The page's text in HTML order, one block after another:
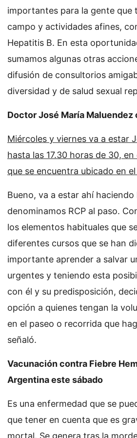
importantes para la gente que
campo y actividades afines,
Hepatitis B. En esta
sumamos algunas otras
difusión de consultorios
diversidad y de salud sexual
Doctor José María Maluendez
Miércoles y viernes va a estar
hasta las 17.30 horas de 30,
que se encuentra ubicado en
Bueno, va a estar ahí haciendo
denominamos RCP al paso.
los elementos habituales que
diferentes cursos que se han
importante aprender a salvar
urgentes y teniendo esta
con él y su predisposición,
opción a quienes tengan la
en el paseo o recorrida que
señaló.
Vacunación contra Fiebre
Argentina este sábado
Es una enfermedad que se
que tener en cuenta que es
mortal. Se genera tras la